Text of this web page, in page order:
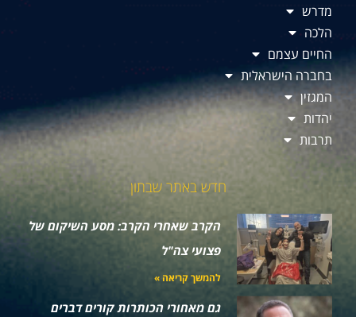
מדרש
הלכה
החיים עצמם
בחברה הישראלית
המגזין
יהדות
תרבות
חדש באתר שבתון
הקרב שאחרי הקרב: מסע השיקום של
פצועי צה"ל
להמשך קריאה »
גם מאחורי הכותרות קורים דברים